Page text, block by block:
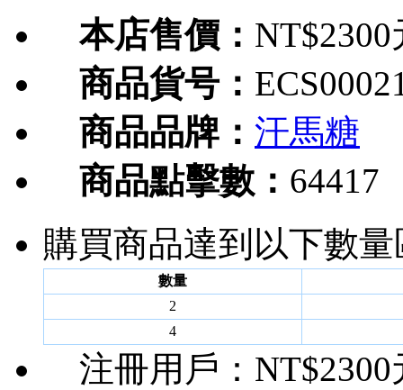
本店售價： NT$2300
商品貨号：
商品品牌： 汗馬糖
商品點擊數： 64417
購買商品達到以下數
數量
2
4
注冊用戶： NT$2300